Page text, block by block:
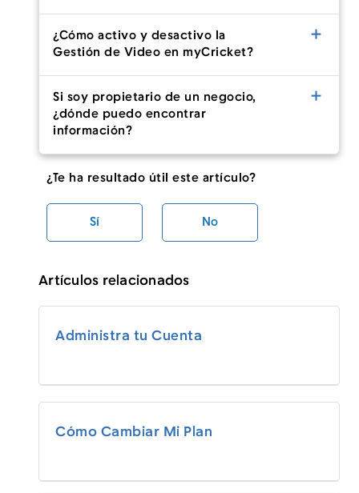
¿Cómo activo y desactivo la
Gestión de Video en myCricket?
Si soy propietario de un negocio,
¿dónde puedo encontrar
información?
¿Te ha resultado útil este artículo?
Sí No
Artículos relacionados
Administra tu Cuenta
Cómo Cambiar Mi Plan